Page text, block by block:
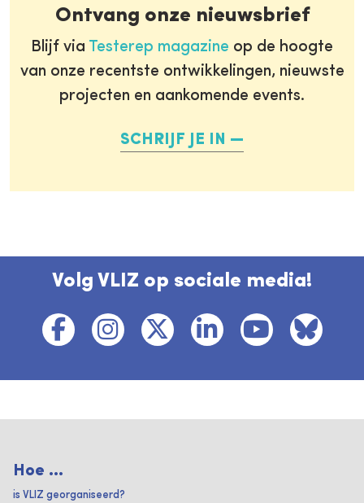
Ontvang onze nieuwsbrief
Blijf via Testerep magazine op de hoogte
van onze recentste ontwikkelingen, nieuwste
projecten en aankomende events.
SCHRIJF JE IN
Volg VLIZ op sociale media!
Hoe ...
is VLIZ georganiseerd?